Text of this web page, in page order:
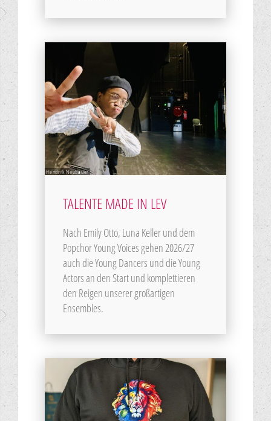
Hendrik Neubauer
TALENTE MADE IN LEV
Nach Emily Otto, Luna Keller und dem
Popchor Young Voices gehen 2026/27
auch die Young Dancers und die Young
Actors an den Start und komplettieren
den Reigen unserer großartigen
Ensembles.